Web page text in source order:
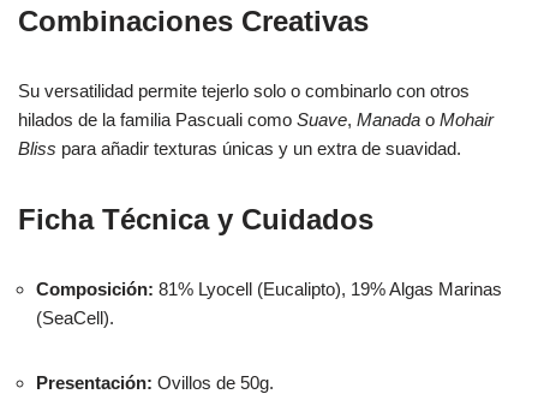
Combinaciones Creativas
Su versatilidad permite tejerlo solo o combinarlo con otros
hilados de la familia Pascuali como Suave, Manada o Mohair
Bliss para añadir texturas únicas y un extra de suavidad.
Ficha Técnica y Cuidados
Composición: 81% Lyocell (Eucalipto), 19% Algas Marinas
(SeaCell).
Presentación: Ovillos de 50g.